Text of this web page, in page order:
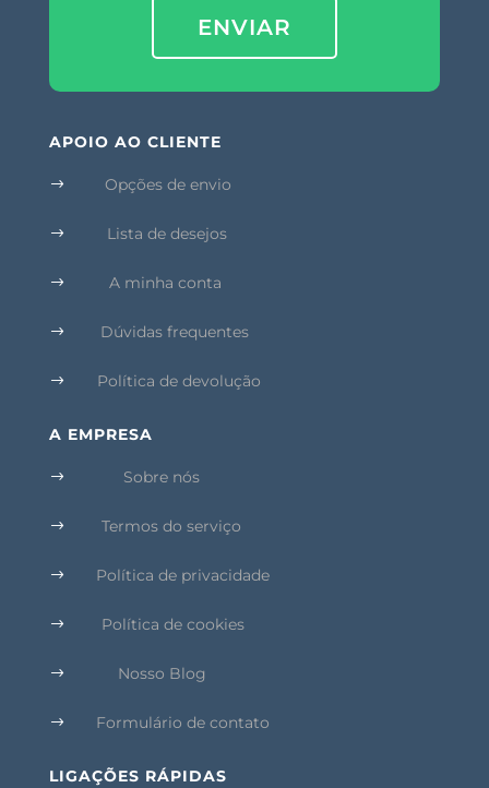
ENVIAR
APOIO AO CLIENTE
$ Opções de envio
$ Lista de desejos
$ A minha conta
$ Dúvidas frequentes
$ Política de devolução
A EMPRESA
$ Sobre nós
$ Termos do serviço
$ Política de privacidade
$ Política de cookies
$ Nosso Blog
$ Formulário de contato
LIGAÇÕES RÁPIDAS